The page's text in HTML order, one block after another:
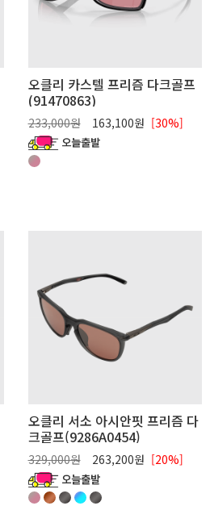
오클리 카스텔 프리즘 다크골프
(91470863)
233,000원 163,100원 [30%]
오클리 서소 아시안핏 프리즘 다
크골프(9286A0454)
329,000원 263,200원 [20%]